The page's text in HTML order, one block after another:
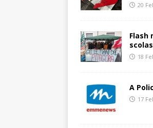
20
Flash
18
A
17